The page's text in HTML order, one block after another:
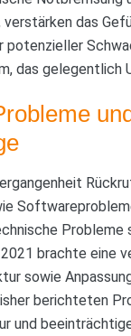
das
potenzieller
das gelegentlich
Probleme
brachte eine
sowie
berichteten
und